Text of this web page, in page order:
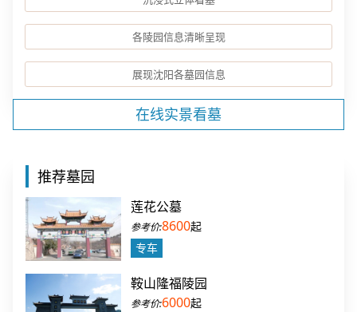
各陵园信息清晰呈现
展现沈阳各墓园信息
在线实景看墓
推荐墓园
莲花公墓
8600起
专车
鞍山隆福陵园
6000起